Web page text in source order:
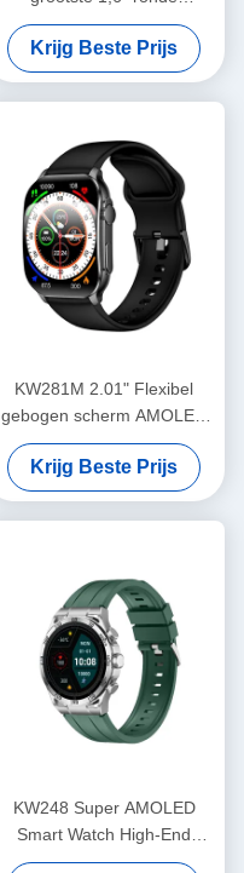
AMOLED smartwatch van de
industrie met Bluetooth-
bellen en geavanceerde
sensoren
Krijg Beste Prijs
KW281M 2.01" Flexibel
gebogen scherm AMOLED
Smart Watch met Dafit APP
en Metal Bezel
Krijg Beste Prijs
KW248 Super AMOLED
Smart Watch High-End
Multifunctionele BT Belmodel